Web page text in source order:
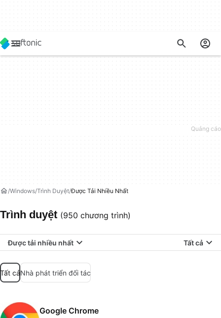
Windows Trình Duyệt Được Tải Nhiều Nhất
Trình duyệt (950 chương trình)
Được tải nhiều nhất Tất cả
Tất cảNhà phát triển đối tác
Google Chrome